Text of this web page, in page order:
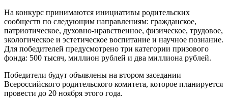
На конкурс принимаются инициативы родительских
сообществ по следующим направлениям: гражданское,
патриотическое, духовно-нравственное, физическое, трудовое,
экологическое и эстетическое воспитание и научное познание.
Для победителей предусмотрено три категории призового
фонда: 500 тысяч, миллион рублей и два миллиона рублей.
Победители будут объявлены на втором заседании
Всероссийского родительского комитета, которое планируется
провести до 20 ноября этого года.